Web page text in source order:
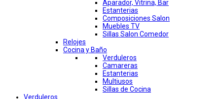
Aparador, Vitrina, Bar
Estanterias
Composiciones Salon
Muebles TV
Sillas Salon Comedor
Relojes
Cocina y Baño
Verduleros
Camareras
Estanterias
Multiusos
Sillas de Cocina
Verduleros